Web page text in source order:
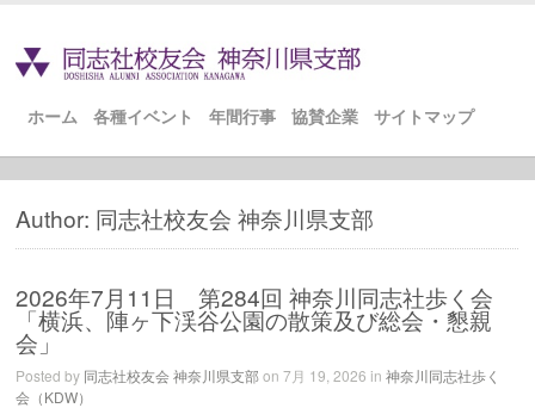
ホーム 各種イベント 年間行事 協賛企業 サイトマップ
Author: 同志社校友会 神奈川県支部
2026年7月11日 第284回 神奈川同志社歩く会
「横浜、陣ヶ下渓谷公園の散策及び総会・懇親
会」
Posted by 同志社校友会 神奈川県支部on 7月 19, 2026 in神奈川同志社歩く
会（KDW）